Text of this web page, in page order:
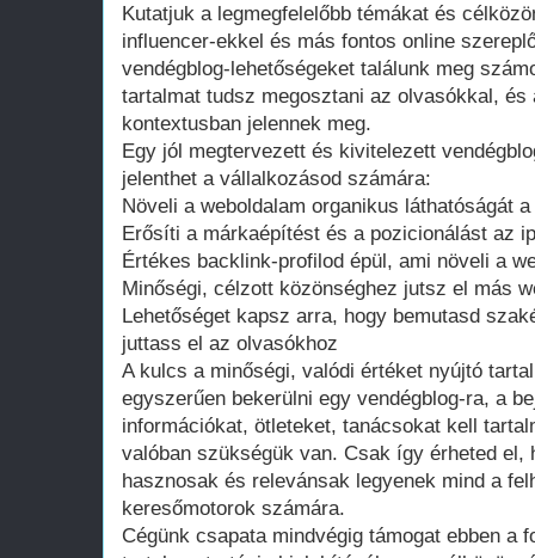
Kutatjuk a legmegfelelőbb témákat és
influencer-ekkel és más fontos online
vendégblog-lehetőségeket találunk meg
tartalmat tudsz megosztani az olvasókkal, és
kontextusban jelennek meg.
Egy jól megtervezett és kivitelezett
jelenthet a vállalkozásod számára:
Növeli a weboldalam organikus láthatóságát
Erősíti a márkaépítést és a pozicionálást az
Értékes backlink-profilod épül, ami növeli a
Minőségi, célzott közönséghez jutsz el más
Lehetőséget kapsz arra, hogy bemutasd
juttass el az olvasókhoz
A kulcs a minőségi, valódi értéket nyújtó
egyszerűen bekerülni egy vendégblog-ra, a
információkat, ötleteket, tanácsokat kell
valóban szükségük van. Csak így érheted el,
hasznosak és relevánsak legyenek mind a
keresőmotorok számára.
Cégünk csapata mindvégig támogat ebben a